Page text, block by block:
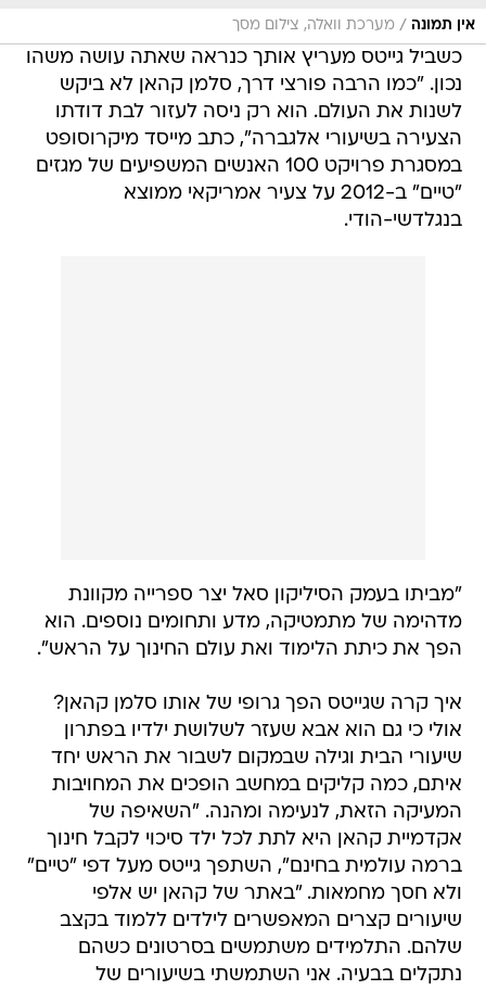
אין תמונה / מערכת וואלה, צילום מסך
כשביל גייטס מעריץ אותך כנראה שאתה עושה משהו
נכון. "כמו הרבה פורצי דרך, סלמן קהאן לא ביקש
לשנות את העולם. הוא רק ניסה לעזור לבת דודתו
הצעירה בשיעורי אלגברה", כתב מייסד מיקרוסופט
במסגרת פרויקט 100 האנשים המשפיעים של מגזים
"טיים" ב-2012 על צעיר אמריקאי ממוצא
בנגלדשי-הודי.
"מביתו בעמק הסיליקון סאל יצר ספרייה מקוונת
מדהימה של מתמטיקה, מדע ותחומים נוספים. הוא
הפך את כיתת הלימוד ואת עולם החינוך על הראש".
איך קרה שגייטס הפך גרופי של אותו סלמן קהאן?
אולי כי גם הוא אבא שעזר לשלושת ילדיו בפתרון
שיעורי הבית וגילה שבמקום לשבור את הראש יחד
איתם, כמה קליקים במחשב הופכים את המחויבות
המעיקה הזאת, לנעימה ומהנה. "השאיפה של
אקדמיית קהאן היא לתת לכל ילד סיכוי לקבל חינוך
ברמה עולמית בחינם", השתפך גייטס מעל דפי "טיים"
ולא חסך מחמאות. "באתר של קהאן יש אלפי
שיעורים קצרים המאפשרים לילדים ללמוד בקצב
שלהם. התלמידים משתמשים בסרטונים כשהם
נתקלים בבעיה. אני השתמשתי בשיעורים של